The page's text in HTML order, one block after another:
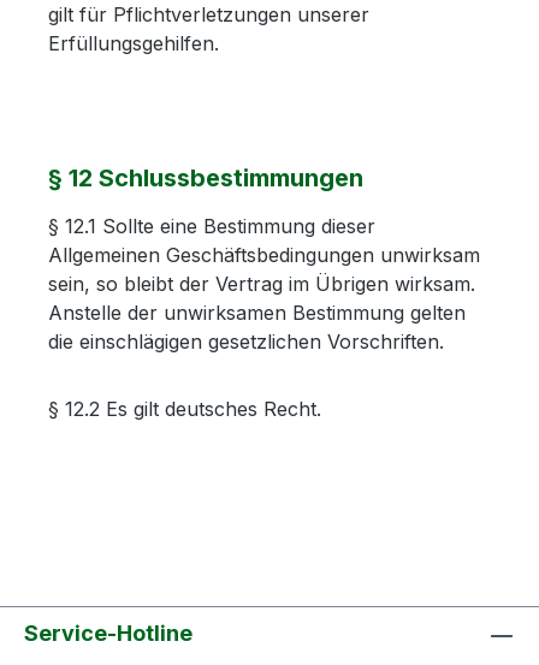
gilt für Pflichtverletzungen unserer
Erfüllungsgehilfen.
§ 12 Schlussbestimmungen
§ 12.1 Sollte eine Bestimmung dieser
Allgemeinen Geschäftsbedingungen unwirksam
sein, so bleibt der Vertrag im Übrigen wirksam.
Anstelle der unwirksamen Bestimmung gelten
die einschlägigen gesetzlichen Vorschriften.
§ 12.2 Es gilt deutsches Recht.
Service-Hotline